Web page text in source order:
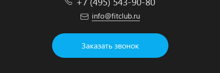
info@fitclub.ru
Заказать звонок